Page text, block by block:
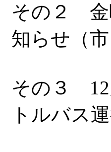
その２ 金
知らせ（市
その３ 12
トルバス